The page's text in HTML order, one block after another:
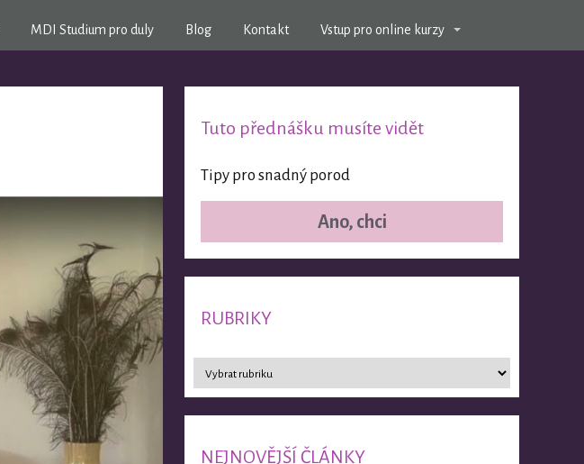
MDI Studium pro duly Blog Kontakt Vstup pro online kurzy
Tuto přednášku musíte vidět
Tipy pro snadný porod
Ano, chci
RUBRIKY
NEJNOVĚJŠÍ ČLÁNKY